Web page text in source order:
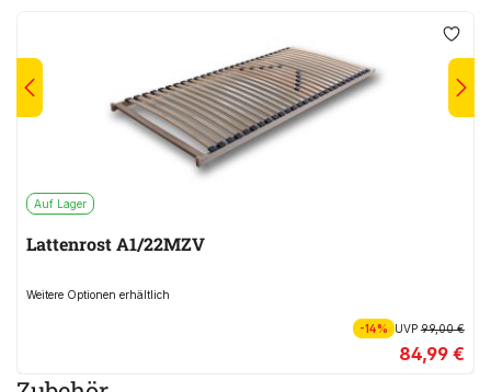
Auf Lager
Lattenrost A1/22MZV
Weitere Optionen erhältlich
-14% UVP99,00 €
84,99 €